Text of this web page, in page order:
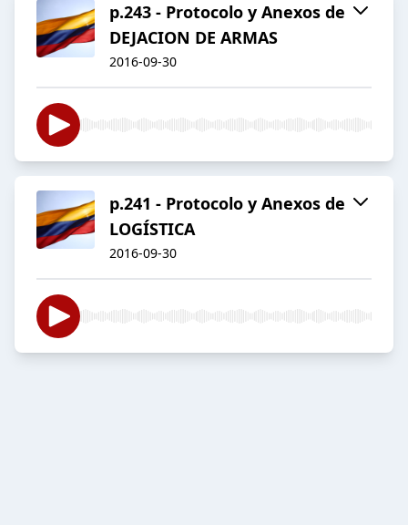
p.243 - Protocolo y Anexos de
DEJACION DE ARMAS
2016-09-30
p.241 - Protocolo y Anexos de
LOGÍSTICA
2016-09-30